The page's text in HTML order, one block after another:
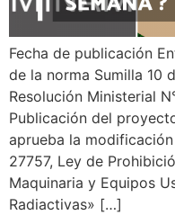
Fecha de publicación
de la norma Sumilla 10
Resolución Ministerial
Publicación del
aprueba la
27757, Ley de
Maquinaria y Equipos
Radiactivas» […]